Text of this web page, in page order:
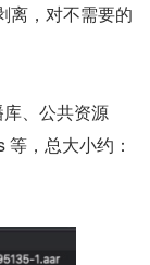
离，对不需要的
、公共资源
，总大小约：